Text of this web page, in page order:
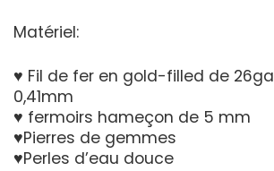
Matériel:
♥ Fil de fer en gold-filled de
0,41mm
♥ fermoirs hameçon de 5 mm
♥Pierres de gemmes
♥Perles d’eau douce